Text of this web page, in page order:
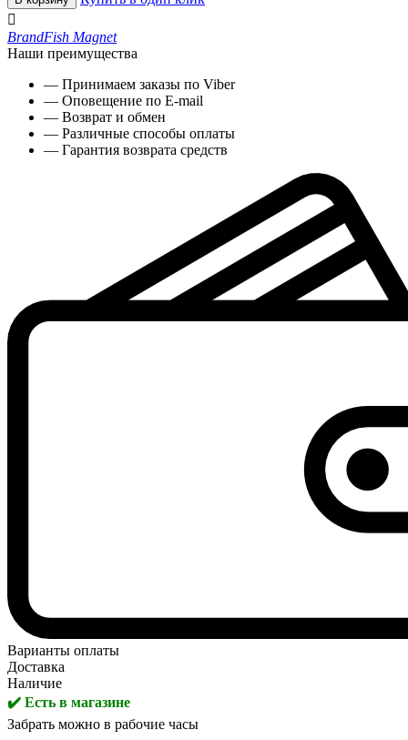

BrandFish Magnet
Наши преимущества
— Принимаем заказы по Viber
— Оповещение по E-mail
— Возврат и обмен
— Различные способы оплаты
— Гарантия возврата средств
Варианты оплаты
Доставка
Наличие
✔️ Есть в магазине
Забрать можно в рабочие часы